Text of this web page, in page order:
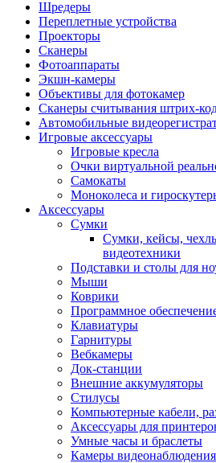
Шредеры
Переплетные устройства
Проекторы
Сканеры
Фотоаппараты
Экшн-камеры
Объективы для фотокамер
Сканеры считывания штрих-
Автомобильные
Игровые аксессуары
Игровые кресла
Очки виртуальной
Самокаты
Моноколеса и
Аксессуары
Сумки
Сумки, кейсы,
видеотехники
Подставки и столы для
Мыши
Коврики
Программное
Клавиатуры
Гарнитуры
Вебкамеры
Док-станции
Внешние аккумуляторы
Стилусы
Компьютерные кабели,
Аксессуары для
Умные часы и браслеты
Камеры видеонаблюдения